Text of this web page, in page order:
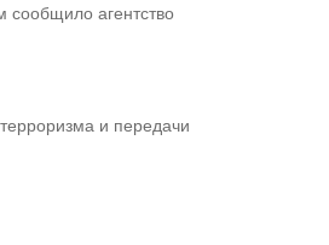
сообщило агентство
и передачи